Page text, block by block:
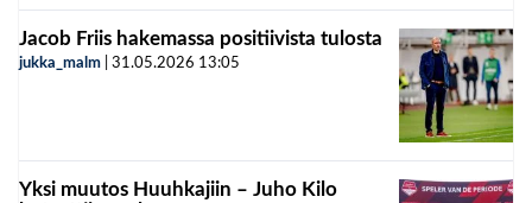
Jacob Friis hakemassa positiivista tulosta
jukka_malm 31.05.2026 13:05
Yksi muutos Huuhkajiin – Juho Kilo